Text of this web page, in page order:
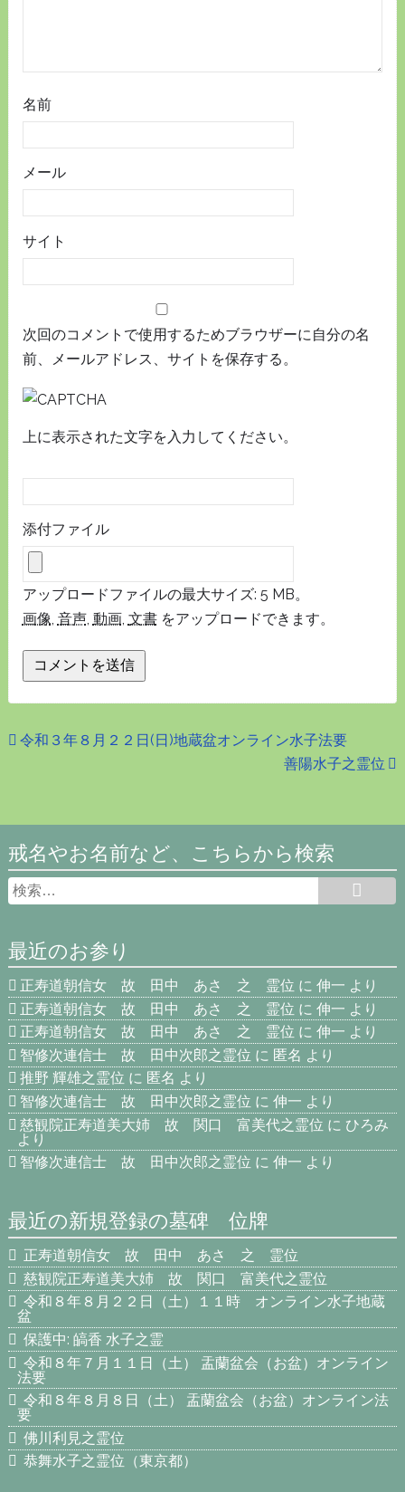
名前
メール
サイト
次回のコメントで使用するためブラウザーに自分の名
前、メールアドレス、サイトを保存する。
上に表示された文字を入力してください。
添付ファイル
アップロードファイルの最大サイズ: 5 MB。
画像, 音声, 動画, 文書をアップロードできます。
令和３年８月２２日(日)地蔵盆オンライン水子法要
善陽水子之霊位
戒名やお名前など、こちらから検索
最近のお参り
正寿道朝信女 故 田中 あさ 之 霊位 に伸一 より
正寿道朝信女 故 田中 あさ 之 霊位 に伸一 より
正寿道朝信女 故 田中 あさ 之 霊位 に伸一 より
智修次連信士 故 田中次郎之霊位 に 匿名 より
推野 輝雄之霊位 に 匿名 より
智修次連信士 故 田中次郎之霊位 に伸一 より
慈観院正寿道美大姉 故 関口 富美代之霊位 に ひろみ
より
智修次連信士 故 田中次郎之霊位 に伸一 より
最近の新規登録の墓碑 位牌
正寿道朝信女 故 田中 あさ 之 霊位
慈観院正寿道美大姉 故 関口 富美代之霊位
令和８年８月２２日（土）１１時 オンライン水子地蔵
盆
保護中: 皜香 水子之霊
令和８年７月１１日（土） 盂蘭盆会（お盆）オンライン
法要
令和８年８月８日（土） 盂蘭盆会（お盆）オンライン法
要
佛川利見之霊位
恭舞水子之霊位（東京都）